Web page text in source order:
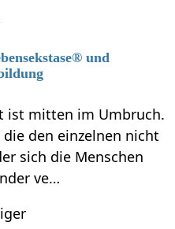
und
ist mitten im Umbruch.
den einzelnen nicht
sich die Menschen
ve…